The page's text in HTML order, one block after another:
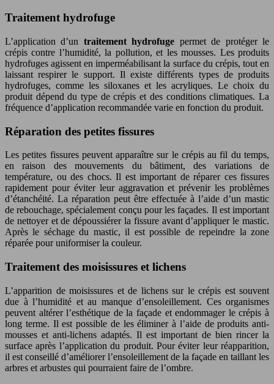
Traitement hydrofuge
L’application d’un traitement hydrofuge permet de protéger le
crépis contre l’humidité, la pollution, et les mousses. Les produits
hydrofuges agissent en imperméabilisant la surface du crépis, tout en
laissant respirer le support. Il existe différents types de produits
hydrofuges, comme les siloxanes et les acryliques. Le choix du
produit dépend du type de crépis et des conditions climatiques. La
fréquence d’application recommandée varie en fonction du produit.
Réparation des petites fissures
Les petites fissures peuvent apparaître sur le crépis au fil du temps,
en raison des mouvements du bâtiment, des variations de
température, ou des chocs. Il est important de réparer ces fissures
rapidement pour éviter leur aggravation et prévenir les problèmes
d’étanchéité. La réparation peut être effectuée à l’aide d’un mastic
de rebouchage, spécialement conçu pour les façades. Il est important
de nettoyer et de dépoussiérer la fissure avant d’appliquer le mastic.
Après le séchage du mastic, il est possible de repeindre la zone
réparée pour uniformiser la couleur.
Traitement des moisissures et lichens
L’apparition de moisissures et de lichens sur le crépis est souvent
due à l’humidité et au manque d’ensoleillement. Ces organismes
peuvent altérer l’esthétique de la façade et endommager le crépis à
long terme. Il est possible de les éliminer à l’aide de produits anti-
mousses et anti-lichens adaptés. Il est important de bien rincer la
surface après l’application du produit. Pour éviter leur réapparition,
il est conseillé d’améliorer l’ensoleillement de la façade en taillant les
arbres et arbustes qui pourraient faire de l’ombre.